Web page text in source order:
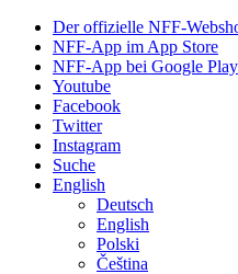
Der offizielle NFF-
NFF-App im App Store
NFF-App bei Google Play
Youtube
Facebook
Twitter
Instagram
Suche
English
Deutsch
English
Polski
Čeština